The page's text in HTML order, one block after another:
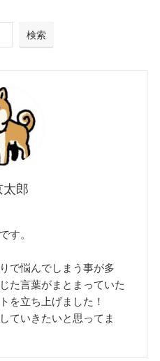
検索
太郎
す。
で悩んでしまう事が多
た言葉がまとまっていた
を立ち上げました！
ていきたいと思ってま